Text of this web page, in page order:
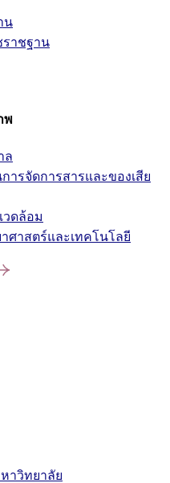
น
าชฐาน
พ
ล
ารจัดการสารและของเสีย
ดล้อม
ศาสตร์และเทคโนโลยี
าวิทยาลัย